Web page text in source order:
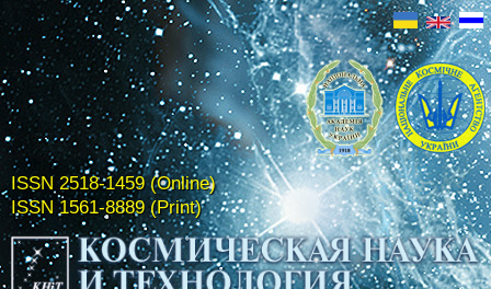
ISSN 2518-1459 (Online)
ISSN 1561-8889 (Print)